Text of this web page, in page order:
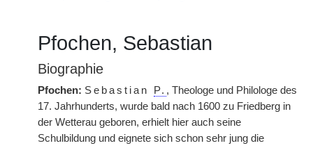
Pfochen, Sebastian
Biographie
Pfochen: Sebastian P. , Theologe und Philologe des
17. Jahrhunderts, wurde bald nach 1600 zu Friedberg in
der Wetterau geboren, erhielt hier auch seine
Schulbildung und eignete sich schon sehr jung die